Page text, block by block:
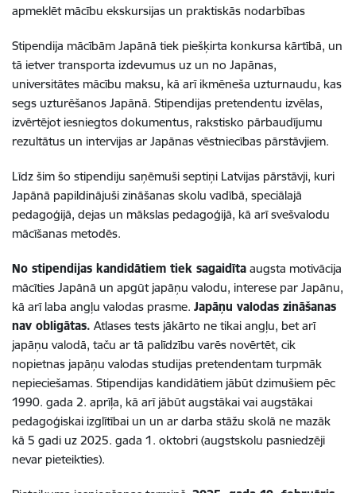
apmeklēt mācību ekskursijas un praktiskās nodarbības
Stipendija mācībām Japānā tiek piešķirta konkursa kārtībā, un
tā ietver transporta izdevumus uz un no Japānas,
universitātes mācību maksu, kā arī ikmēneša uzturnaudu, kas
segs uzturēšanos Japānā. Stipendijas pretendentu izvēlas,
izvērtējot iesniegtos dokumentus, rakstisko pārbaudījumu
rezultātus un intervijas ar Japānas vēstniecības pārstāvjiem.
Līdz šim šo stipendiju saņēmuši septiņi Latvijas pārstāvji, kuri
Japānā papildinājuši zināšanas skolu vadībā, speciālajā
pedagoģijā, dejas un mākslas pedagoģijā, kā arī svešvalodu
mācīšanas metodēs.
No stipendijas kandidātiem tiek sagaidīta augsta motivācija
mācīties Japānā un apgūt japāņu valodu, interese par Japānu,
kā arī laba angļu valodas prasme. Japāņu valodas zināšanas
nav obligātas. Atlases tests jākārto ne tikai angļu, bet arī
japāņu valodā, taču ar tā palīdzību varēs novērtēt, cik
nopietnas japāņu valodas studijas pretendentam turpmāk
nepieciešamas. Stipendijas kandidātiem jābūt dzimušiem pēc
1990. gada 2. aprīļa, kā arī jābūt augstākai vai augstākai
pedagoģiskai izglītībai un un ar darba stāžu skolā ne mazāk
kā 5 gadi uz 2025. gada 1. oktobri (augstskolu pasniedzēji
nevar pieteikties).